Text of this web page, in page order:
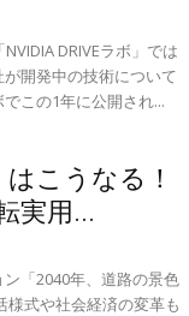
DRIVEラボ」では
開発中の技術について
この1年に公開され...
はこうなる！
実用...
「2040年、道路の景色
様式や社会経済の変革も